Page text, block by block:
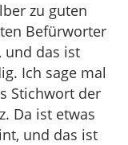
zu guten
Befürworter
und das ist
Ich sage mal
Stichwort der
Da ist etwas
und das ist